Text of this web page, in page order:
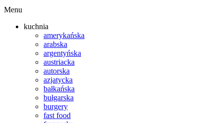
Menu
kuchnia
amerykańska
arabska
argentyńska
austriacka
autorska
azjatycka
bałkańska
bułgarska
burgery
fast food